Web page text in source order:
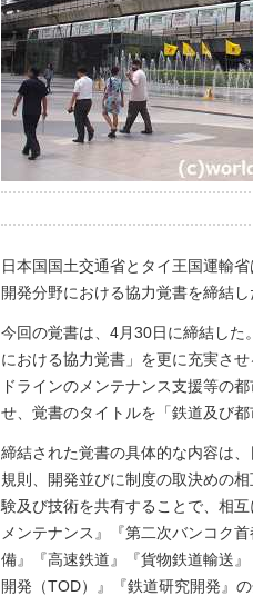
日本国国土交通省とタイ王国運輸
開発分野における協力覚書を締結し
今回の覚書は、4月30日に締結し
における協力覚書」を更に充実さ
ドラインのメンテナンス支援等の
せ、覚書のタイトルを「鉄道及び
締結された覚書の具体的な内容は
規則、開発並びに制度の取決めの
験及び技術を共有することで、相
メンテナンス』『第二次バンコク
備』『高速鉄道』『貨物鉄道輸送
開発（TOD）』『鉄道研究開発』